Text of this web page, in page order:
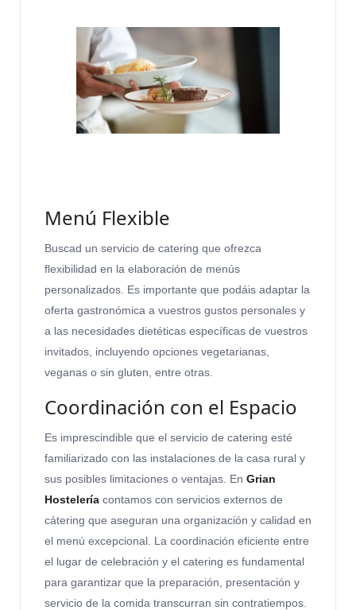
Menú Flexible
Buscad un servicio de catering que ofrezca
flexibilidad en la elaboración de menús
personalizados. Es importante que podáis adaptar la
oferta gastronómica a vuestros gustos personales y
a las necesidades dietéticas específicas de vuestros
invitados, incluyendo opciones vegetarianas,
veganas o sin gluten, entre otras.
Coordinación con el Espacio
Es imprescindible que el servicio de catering esté
familiarizado con las instalaciones de la casa rural y
sus posibles limitaciones o ventajas. En Grian
Hostelería contamos con servicios externos de
cátering que aseguran una organización y calidad en
el menú excepcional. La coordinación eficiente entre
el lugar de celebración y el catering es fundamental
para garantizar que la preparación, presentación y
servicio de la comida transcurran sin contratiempos.